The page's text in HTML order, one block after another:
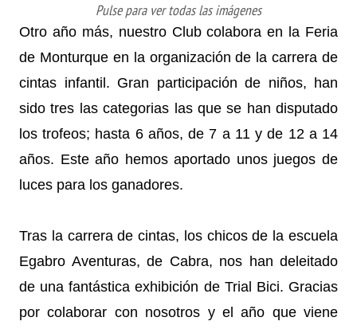
Pulse para ver todas las imágenes
Otro año más, nuestro Club colabora en la Feria
de Monturque en la organización de la carrera de
cintas infantil. Gran participación de niños, han
sido tres las categorias las que se han disputado
los trofeos; hasta 6 años, de 7 a 11 y de 12 a 14
años. Este año hemos aportado unos juegos de
luces para los ganadores.
Tras la carrera de cintas, los chicos de la escuela
Egabro Aventuras, de Cabra, nos han deleitado
de una fantástica exhibición de Trial Bici. Gracias
por colaborar con nosotros y el año que viene